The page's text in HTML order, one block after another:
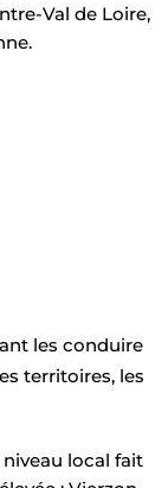
Val de Loire,
les conduire
territoires, les
local fait